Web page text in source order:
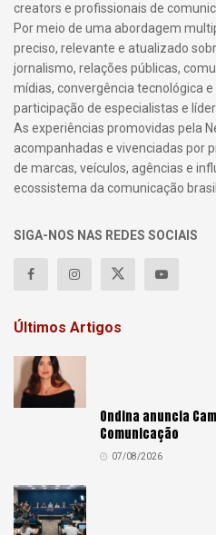
creators e profissionais de
Por meio de uma abordagem
preciso, relevante e atualizado
jornalismo, relações públicas,
mídias, convergência tecnológica
participação de especialistas e
As experiências promovidas pela
acompanhadas e vivenciadas por
de marcas, veículos, agências e
ecossistema da comunicação
SIGA-NOS NAS REDES SOCIAIS
Últimos Artigos
Ondina anuncia
Comunicação
07/08/2026